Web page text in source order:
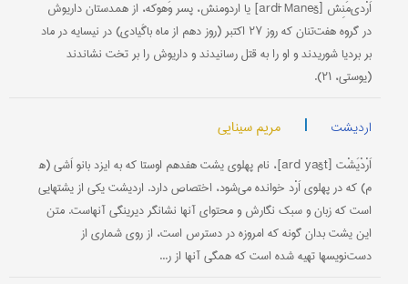
اَرْدی‌مَنِش [ardī Maneš] یا اردومنش، پسر وَهوکه، از همدستان داریوش
در گروه هفت‌تنان که روز ۲۷ اکتبر (روز دهم از ماه باگَیادی) در نیسایه در ماد
بر بردیا شوریدند و او را به قتل رسانیدند و داریوش را بر تخت نشاندند
(یوستی، ۲۱).
اردیشت | مریم سینایی
اَرْدْیَشْت [ard yašt]، نام پهلوی یشت هفدهم اوستا که به ایزد بانو اَشی (ه‍
م) که در پهلوی اَرْد خوانده می‌شود، اختصاص دارد. اردیشت یکی از یشتهایی
است که زبان و سبک نگارش و محتوای آنها نشانگر دیرینگی آنهاست. متن
این یشت بدان گونه که امروزه در دسترس است، از روی شماری از
دست‌نویسها تهیه شده است که همگی آنها از ر...